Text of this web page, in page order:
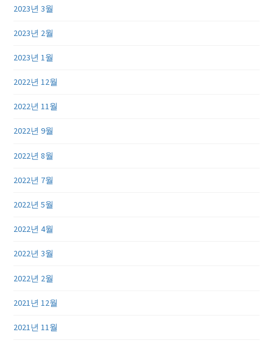
2023년 3월
2023년 2월
2023년 1월
2022년 12월
2022년 11월
2022년 9월
2022년 8월
2022년 7월
2022년 5월
2022년 4월
2022년 3월
2022년 2월
2021년 12월
2021년 11월